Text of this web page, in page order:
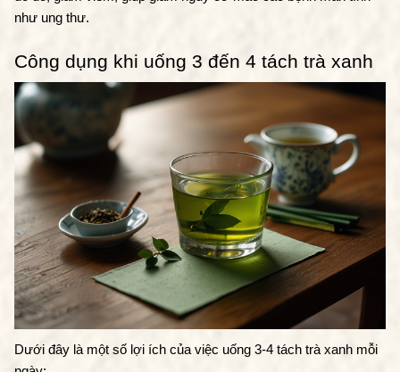
như ung thư.
Công dụng khi uống 3 đến 4 tách trà xanh
Dưới đây là một số lợi ích của việc uống 3-4 tách trà xanh mỗi